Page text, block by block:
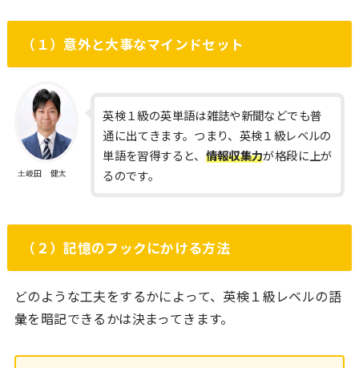
（１）意外と大事なマインドセット
土岐田 健太
英検１級の英単語は雑誌や新聞などでも普
通に出てきます。つまり、英検１級レベルの
単語を習得すると、 情報収集力が格段に上が
るのです。
（２）記憶のフックにかける方法
どのような工夫をするかによって、英検１級レベルの語
彙を暗記できるかは決まってきます。